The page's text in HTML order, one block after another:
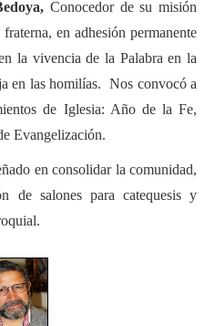
Conocedor de su misión
en adhesión permanente
la vivencia de la Palabra en la
en las homilías. Nos convocó a
de Iglesia: Año de la Fe,
Evangelización.
en consolidar la comunidad,
de salones para catequesis y